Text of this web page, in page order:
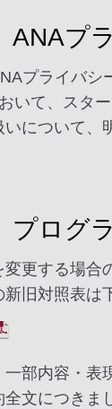
プ
プライバシ
いて、スタ
について、
ログ
更する場合
旧対照表は
部内容・表
文につきま